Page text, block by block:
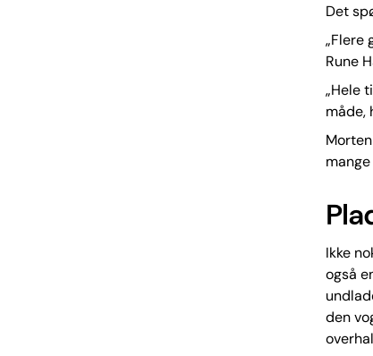
Det
„Flere
Rune
„Hele
måde,
Ikke
også
den